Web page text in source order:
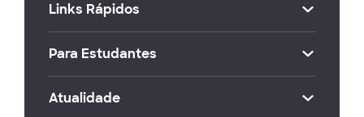
Links Rápidos
Para Estudantes
Atualidade